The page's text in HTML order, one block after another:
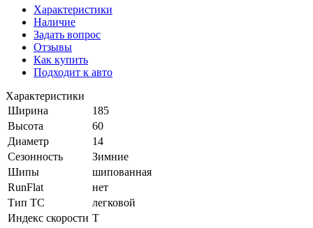
Характеристики
Наличие
Задать вопрос
Отзывы
Как купить
Подходит к авто
Характеристики
Ширина
185
Высота
60
Диаметр
14
Сезонность
Зимние
Шипы
шипованная
RunFlat
нет
Тип ТС
легковой
Индекс скорости T